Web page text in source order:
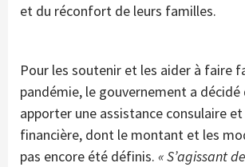
et du réconfort de leurs familles.
Pour les soutenir et les aider à faire
pandémie, le gouvernement a décidé
apporter une assistance consulaire
financière, dont le montant et les
pas encore été définis. « S’agissant